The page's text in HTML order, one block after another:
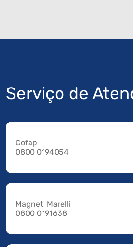
Serviço de
Cofap
0800 0194054
Magneti Marelli
0800 0191638